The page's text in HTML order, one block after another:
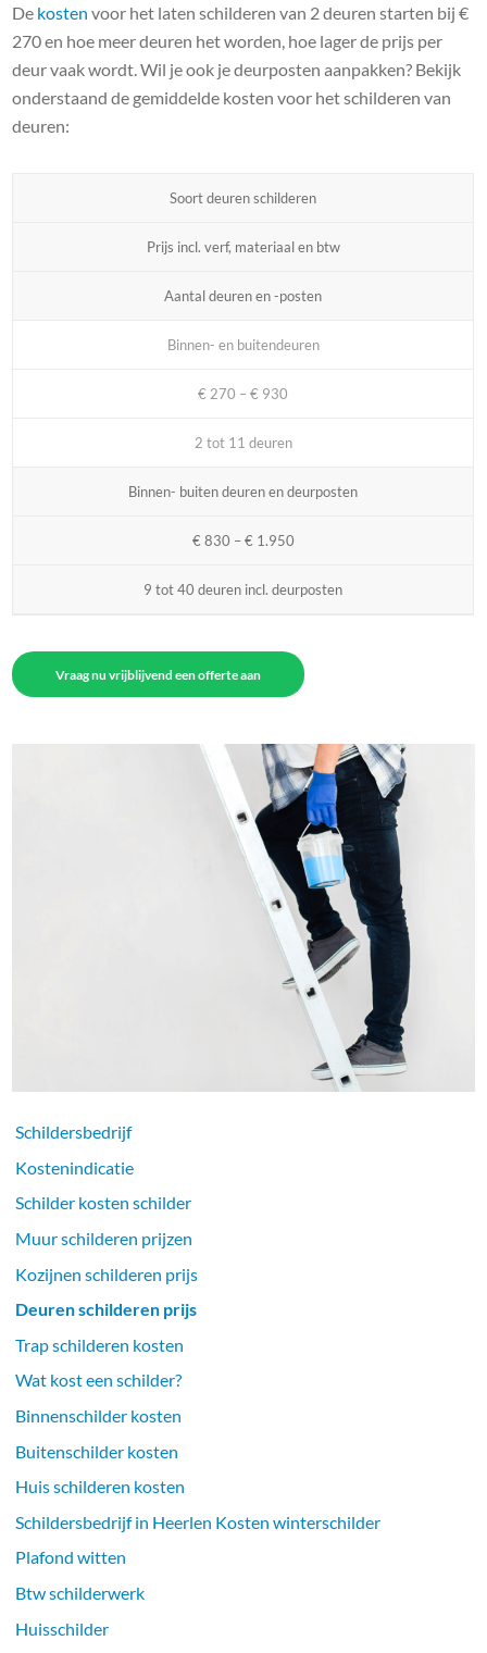
De kosten voor het laten schilderen van 2 deuren starten bij €
270 en hoe meer deuren het worden, hoe lager de prijs per
deur vaak wordt. Wil je ook je deurposten aanpakken? Bekijk
onderstaand de gemiddelde kosten voor het schilderen van
deuren:
Soort deuren schilderen
Prijs incl. verf, materiaal en btw
Aantal deuren en -posten
Binnen- en buitendeuren
€ 270 – € 930
2 tot 11 deuren
Binnen- buiten deuren en deurposten
€ 830 – € 1.950
9 tot 40 deuren incl. deurposten
Vraag nu vrijblijvend een offerte aan
Schildersbedrijf
Kostenindicatie
Schilder kosten schilder
Muur schilderen prijzen
Kozijnen schilderen prijs
Deuren schilderen prijs
Trap schilderen kosten
Wat kost een schilder?
Binnenschilder kosten
Buitenschilder kosten
Huis schilderen kosten
Schildersbedrijf in Heerlen Kosten winterschilder
Plafond witten
Btw schilderwerk
Huisschilder